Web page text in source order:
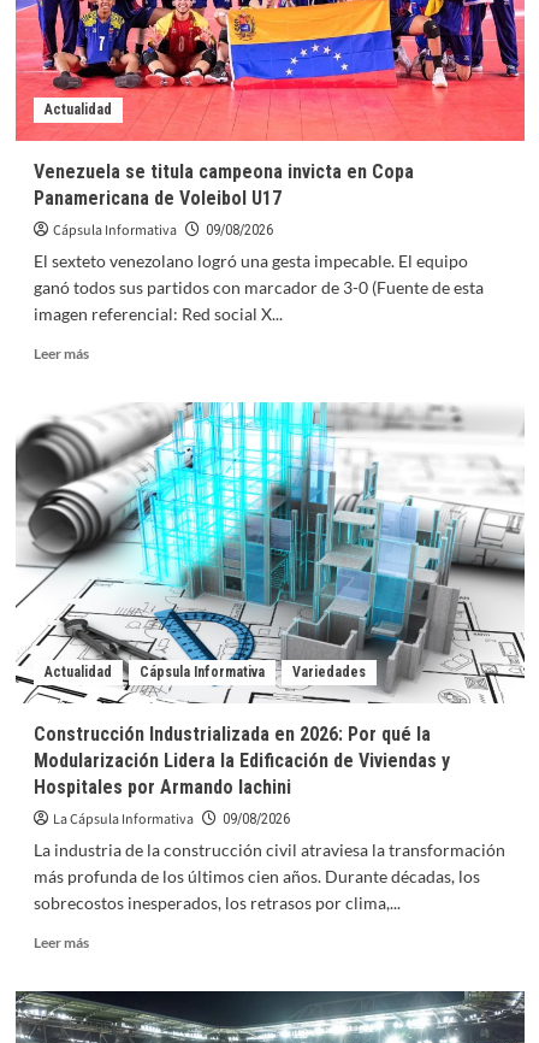
Actualidad
Venezuela se titula campeona invicta en Copa
Panamericana de Voleibol U17
Cápsula Informativa 09/08/2026
El sexteto venezolano logró una gesta impecable. El equipo
ganó todos sus partidos con marcador de 3-0 (Fuente de esta
imagen referencial: Red social X...
Leer másLeer
Venezuela
se
titula
campeona
invicta
en
Copa
Panamericana
Voleibol
U17
Actualidad Cápsula Informativa Variedades
Construcción Industrializada en 2026: Por qué la
Modularización Lidera la Edificación de Viviendas y
Hospitales por Armando Iachini
La Cápsula Informativa 09/08/2026
La industria de la construcción civil atraviesa la transformación
más profunda de los últimos cien años. Durante décadas, los
sobrecostos inesperados, los retrasos por clima,...
Leer másLeer
Construcción
Industrializada